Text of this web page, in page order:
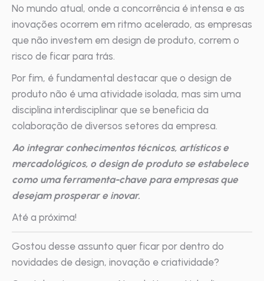
No mundo atual, onde a concorrência é intensa e as
inovações ocorrem em ritmo acelerado, as empresas
que não investem em design de produto, correm o
risco de ficar para trás.
Por fim, é fundamental destacar que o design de
produto não é uma atividade isolada, mas sim uma
disciplina interdisciplinar que se beneficia da
colaboração de diversos setores da empresa.
Ao integrar conhecimentos técnicos, artísticos e
mercadológicos, o design de produto se estabelece
como uma ferramenta-chave para empresas que
desejam prosperar e inovar.
Até a próxima!
Gostou desse assunto quer ficar por dentro do
novidades de design, inovação e criatividade?